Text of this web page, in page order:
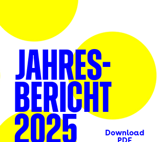
JAHRES-
BERICHT
2025
Download